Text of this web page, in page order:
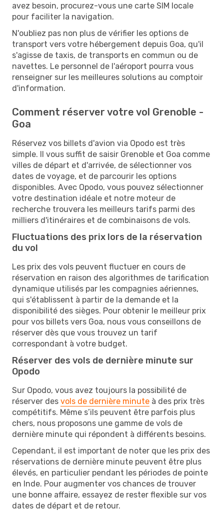
avez besoin, procurez-vous une carte SIM locale
pour faciliter la navigation.
N'oubliez pas non plus de vérifier les options de
transport vers votre hébergement depuis Goa, qu'il
s'agisse de taxis, de transports en commun ou de
navettes. Le personnel de l'aéroport pourra vous
renseigner sur les meilleures solutions au comptoir
d'information.
Comment réserver votre vol Grenoble -
Goa
Réservez vos billets d'avion via Opodo est très
simple. Il vous suffit de saisir Grenoble et Goa comme
villes de départ et d'arrivée, de sélectionner vos
dates de voyage, et de parcourir les options
disponibles. Avec Opodo, vous pouvez sélectionner
votre destination idéale et notre moteur de
recherche trouvera les meilleurs tarifs parmi des
milliers d'itinéraires et de combinaisons de vols.
Fluctuations des prix lors de la réservation
du vol
Les prix des vols peuvent fluctuer en cours de
réservation en raison des algorithmes de tarification
dynamique utilisés par les compagnies aériennes,
qui s'établissent à partir de la demande et la
disponibilité des sièges. Pour obtenir le meilleur prix
pour vos billets vers Goa, nous vous conseillons de
réserver dès que vous trouvez un tarif
correspondant à votre budget.
Réserver des vols de dernière minute sur
Opodo
Sur Opodo, vous avez toujours la possibilité de
réserver des vols de dernière minute à des prix très
compétitifs. Même s’ils peuvent être parfois plus
chers, nous proposons une gamme de vols de
dernière minute qui répondent à différents besoins.
Cependant, il est important de noter que les prix des
réservations de dernière minute peuvent être plus
élevés, en particulier pendant les périodes de pointe
en Inde. Pour augmenter vos chances de trouver
une bonne affaire, essayez de rester flexible sur vos
dates de départ et de retour.